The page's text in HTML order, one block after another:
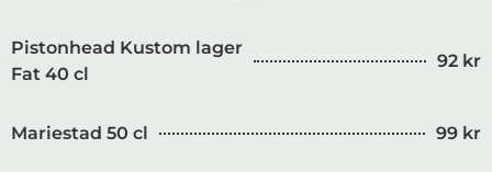
Pistonhead Kustom lager
Fat 40 cl
92 kr
Mariestad 50 cl 99 kr